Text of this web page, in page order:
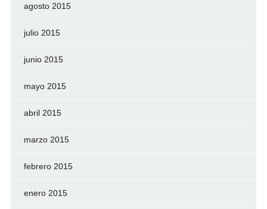
agosto 2015
julio 2015
junio 2015
mayo 2015
abril 2015
marzo 2015
febrero 2015
enero 2015